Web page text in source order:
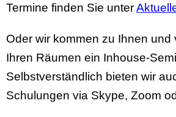
Termine finden Sie unter
Oder wir kommen zu Ihnen und
Ihren Räumen ein Inhouse-
Selbstverständlich bieten wir
Schulungen via Skype, Zoom